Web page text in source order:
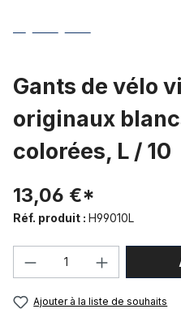
Gants de vélo
originaux
colorées, L / 10
13,06 €*
Réf. produit : H99010L
Quantité de
Ajouter à la liste de souhaits